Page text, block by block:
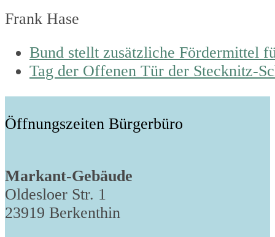
Frank Hase
previous
post:
Bund stellt zusätzliche Fördermittel
next
Tag der Offenen Tür der Stecknitz-
Öffnungszeiten Bürgerbüro
Markant-Gebäude
Oldesloer Str. 1
23919 Berkenthin